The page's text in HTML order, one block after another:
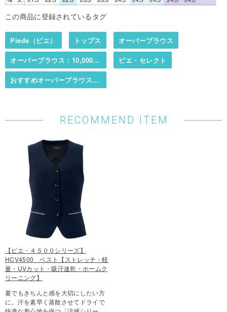
この商品に登録されているタグ
Pieds（ピエ） トップス オーバーブラウス
オーバーブラウス：10,000円まで ピエ・セレクト
おすすめオーバーブラウス特集
RECOMMEND ITEM
【ピエ・４５００シリーズ】
HCV4500 ベスト【ストレッチ・軽
量・UVカット・吸汗速乾・ホームク
リーニング】
夏でもきちんと感を大切にしたい方
に。汗を素早く蒸散させてドライで